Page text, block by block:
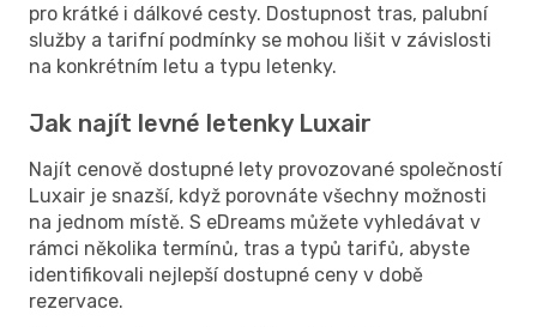
pro krátké i dálkové cesty. Dostupnost tras, palubní
služby a tarifní podmínky se mohou lišit v závislosti
na konkrétním letu a typu letenky.
Jak najít levné letenky Luxair
Najít cenově dostupné lety provozované společností
Luxair je snazší, když porovnáte všechny možnosti
na jednom místě. S eDreams můžete vyhledávat v
rámci několika termínů, tras a typů tarifů, abyste
identifikovali nejlepší dostupné ceny v době
rezervace.